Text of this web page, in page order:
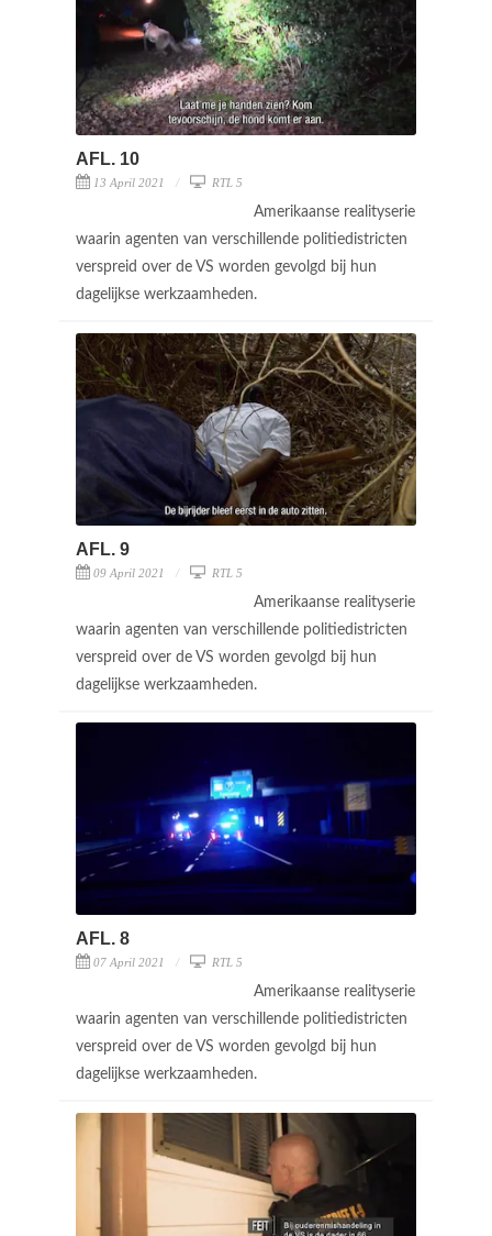
AFL. 10
13 April 2021 RTL 5
Amerikaanse realityserie
waarin agenten van verschillende politiedistricten
verspreid over de VS worden gevolgd bij hun
dagelijkse werkzaamheden.
AFL. 9
09 April 2021 RTL 5
Amerikaanse realityserie
waarin agenten van verschillende politiedistricten
verspreid over de VS worden gevolgd bij hun
dagelijkse werkzaamheden.
AFL. 8
07 April 2021 RTL 5
Amerikaanse realityserie
waarin agenten van verschillende politiedistricten
verspreid over de VS worden gevolgd bij hun
dagelijkse werkzaamheden.